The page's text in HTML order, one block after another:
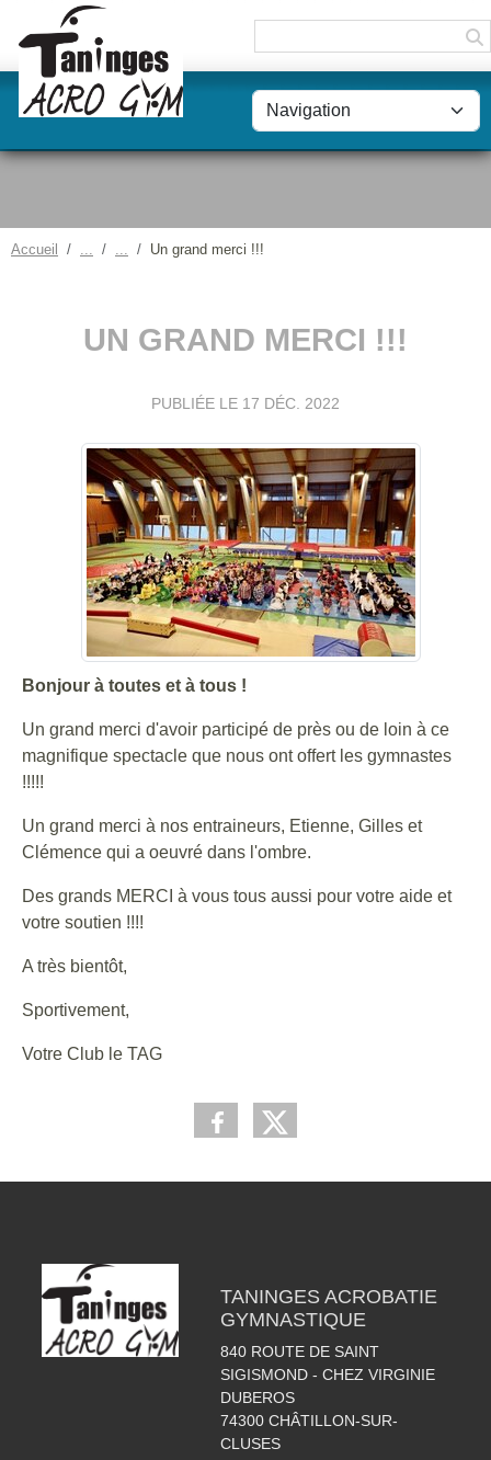
Accueil Un grand merci !!!
UN GRAND MERCI !!!
PUBLIÉE LE 17 DÉC. 2022
Bonjour à toutes et à tous !
Un grand merci d'avoir participé de près ou de loin à ce
magnifique spectacle que nous ont offert les gymnastes
!!!!!
Un grand merci à nos entraineurs, Etienne, Gilles et
Clémence qui a oeuvré dans l'ombre.
Des grands MERCI à vous tous aussi pour votre aide et
votre soutien !!!!
A très bientôt,
Sportivement,
Votre Club le TAG
TANINGES ACROBATIE
GYMNASTIQUE
840 ROUTE DE SAINT
SIGISMOND - CHEZ VIRGINIE
DUBEROS
74300 CHÂTILLON-SUR-
CLUSES
Panneau de gestion des cookies